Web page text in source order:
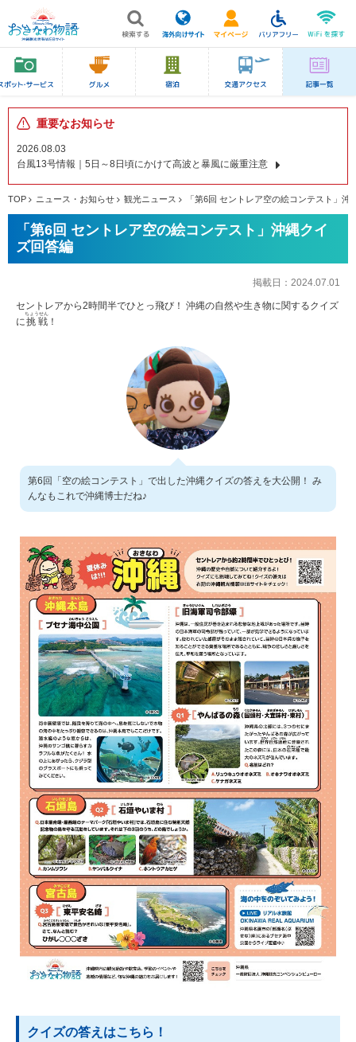
重要なお知らせ
2026.08.03
台風13号情報｜5日～8日頃にかけて高波と暴風に厳重注意
TOP ニュース・お知らせ 観光ニュース 「第6回 セントレア空の絵コンテスト」沖
「第6回 セントレア空の絵コンテスト」沖縄クイ
ズ回答編
掲載日： 2024.07.01
セントレアから2時間半でひとっ飛び！ 沖縄の自然や生き物に関するクイズ
に挑戦
ちょうせん
！
第6回「空の絵コンテスト」で出した沖縄クイズの答えを大公開！ み
んなもこれで沖縄博士だね♪
クイズの答えはこちら！